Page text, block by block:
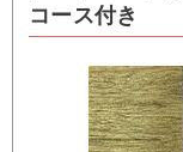
コース付き